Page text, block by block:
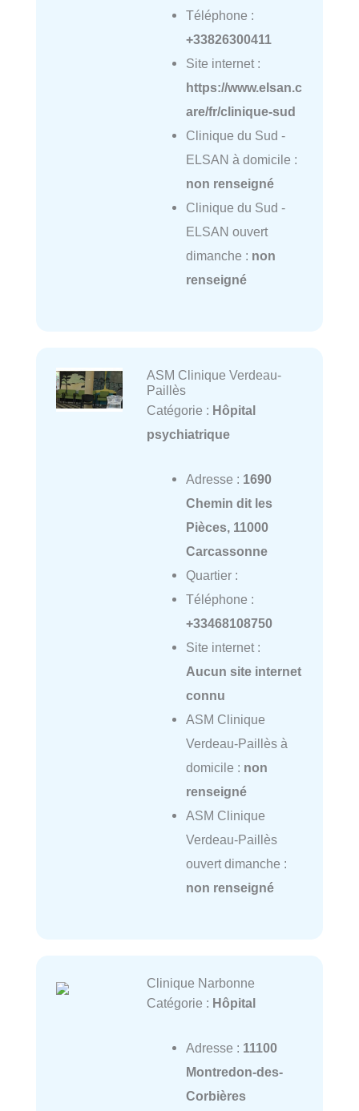
Téléphone :
+33826300411
Site internet :
https://www.elsan.c
are/fr/clinique-sud
Clinique du Sud -
ELSAN à domicile :
non renseigné
Clinique du Sud -
ELSAN ouvert
dimanche : non
renseigné
ASM Clinique Verdeau-
Paillès
Catégorie : Hôpital
psychiatrique
Adresse : 1690
Chemin dit les
Pièces, 11000
Carcassonne
Quartier :
Téléphone :
+33468108750
Site internet :
Aucun site internet
connu
ASM Clinique
Verdeau-Paillès à
domicile : non
renseigné
ASM Clinique
Verdeau-Paillès
ouvert dimanche :
non renseigné
Clinique Narbonne
Catégorie : Hôpital
Adresse : 11100
Montredon-des-
Corbières